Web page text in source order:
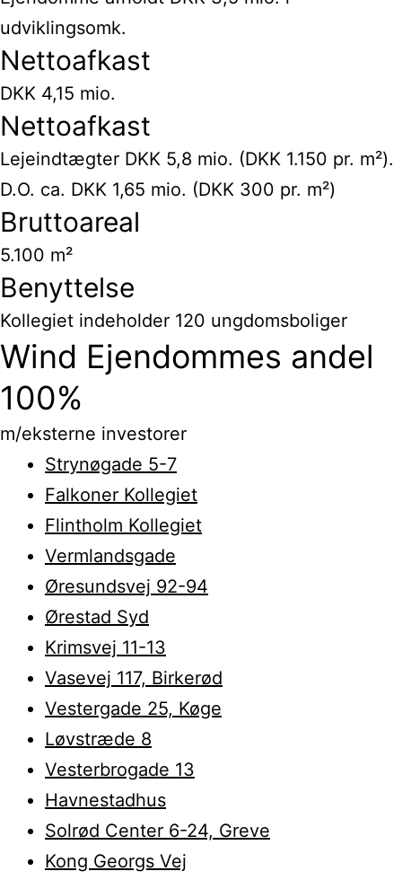
udviklingsomk.
Nettoafkast
DKK 4,15 mio.
Nettoafkast
Lejeindtægter DKK 5,8 mio. (DKK 1.150 pr. m²).
D.O. ca. DKK 1,65 mio. (DKK 300 pr. m²)
Bruttoareal
5.100 m²
Benyttelse
Kollegiet indeholder 120 ungdomsboliger
Wind Ejendommes andel
100%
m/eksterne investorer
Strynøgade 5-7
Falkoner Kollegiet
Flintholm Kollegiet
Vermlandsgade
Øresundsvej 92-94
Ørestad Syd
Krimsvej 11-13
Vasevej 117, Birkerød
Vestergade 25, Køge
Løvstræde 8
Vesterbrogade 13
Havnestadhus
Solrød Center 6-24, Greve
Kong Georgs Vej